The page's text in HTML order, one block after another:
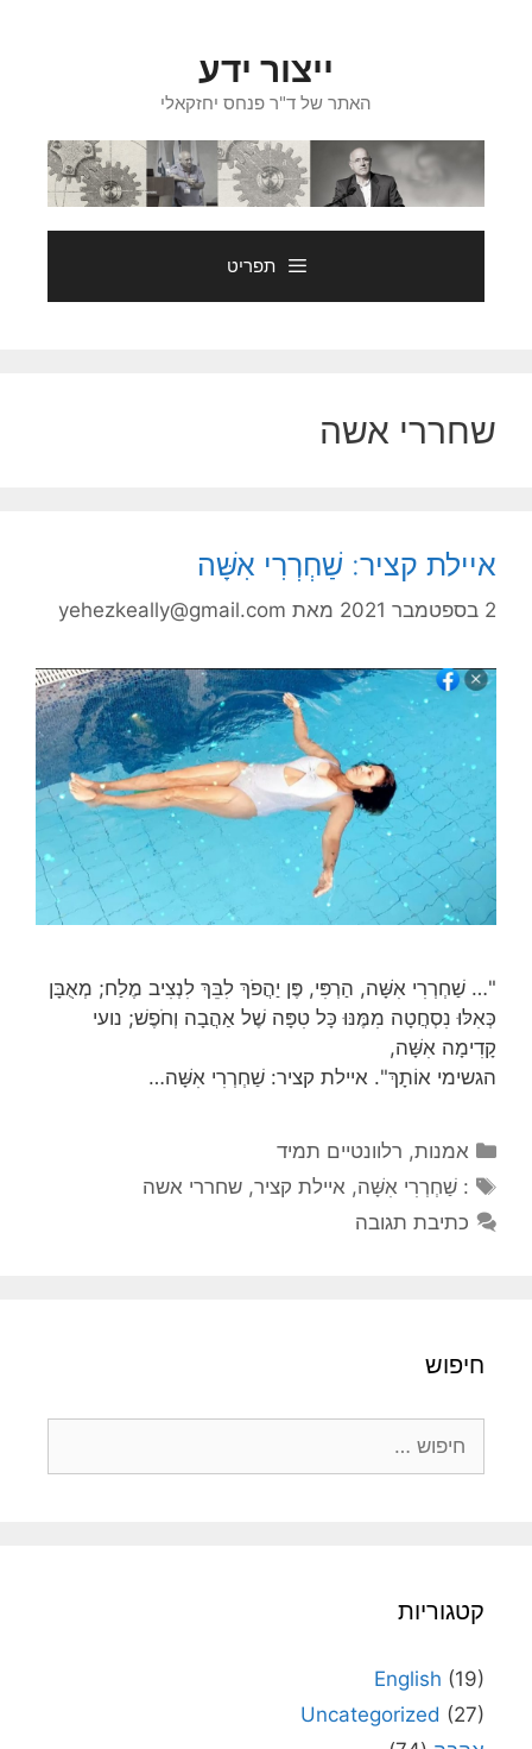
ייצור ידע
האתר של ד"ר פנחס יחזקאלי
תפריט
שחררי אשה
איילת קציר: שַׁחְרְרִי אִשָּׁה
2 בספטמבר 2021 מאת yehezkeally@gmail.com
"… שַׁחְרְרִי אִשָּׁה, הַרְפִּי, פֶּן יַהֲפֹךְ לִבֵּךְ לִנְצִיב מֶלַח; מְאֻבָּן
כְּאִלּוּ נִסְחֲטָה מִמֶּנּוּ כָּל טִפָּה שֶׁל אַהֲבָה וְחֹפֶשׁ; נועי
קָדִימָה אִשָּׁה,
הגשימי אוֹתָךְ". איילת קציר: שַׁחְרְרִי אִשָּׁה…
קטגוריות
אמנות, רלוונטיים תמיד
תגיות
: שַׁחְרְרִי אִשָּׁה, איילת קציר,שחררי אשה
כתיבת תגובה
חיפוש
קטגוריות
English (19)
Uncategorized (27)